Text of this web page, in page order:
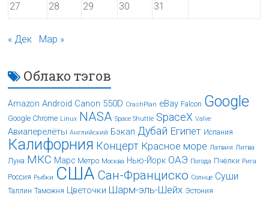
27
28 29 30 31
« Дек Мар »
Облако тэгов
Amazon Android Canon 550D CrashPlan eBay Falcon Google
Google Chrome Linux NASA Space Shuttle SpaceX Valve
Авиаперелёты Английский Бэкап Дубай Египет Испания
Калифорния Концерт Красное море Латвия Литва
Луна МКС Марс Метро Москва Нью-Йорк ОАЭ Погода Пчёлки Рига
Россия Рыбки США Сан-Франциско Солнце Суши
Таллин Таможня Цветочки Шарм-эль-Шейх Эстония